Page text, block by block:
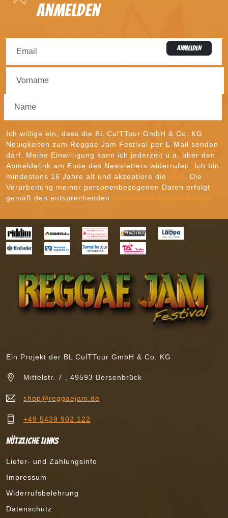
anmelden
ANMELDEN
Ich willige ein, dass die BL CulTTour GmbH & Co. KG
Neuigkeiten zum Reggae Jam Festival per E-Mail senden
darf. Meine Einwilligung kann ich jederzeit u.a. über den
Abmeldelink am Ende des Newsletters widerrufen. Ich bin
mindestens 16 Jahre alt und akzeptiere die AGB
. Die
Verarbeitung meiner personenbezogenen Daten erfolgt
gemäß den entsprechenden Datenschutzbestimmungen
Ein Projekt der BL CulTTour GmbH & Co. KG
Mittelstr. 7 , 49593 Bersenbrück
shop@reggaejam.de
+49 5439 902 122
Nützliche Links
Liefer- und Zahlungsinfo
Impressum
Widerrufsbelehrung
Datenschutz